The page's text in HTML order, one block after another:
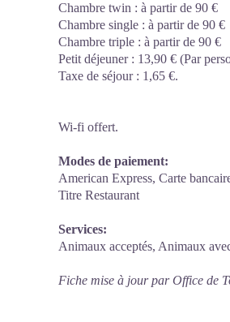
Chambre twin : à partir de 90 €
Chambre single : à partir de 90 €
Chambre triple : à partir de 90 €
Petit déjeuner : 13,90 € (Par
Taxe de séjour : 1,65 €.
Wi-fi offert.
Modes de paiement:
American Express, Carte
Titre Restaurant
Services:
Animaux acceptés, Animaux
Fiche mise à jour par Office de